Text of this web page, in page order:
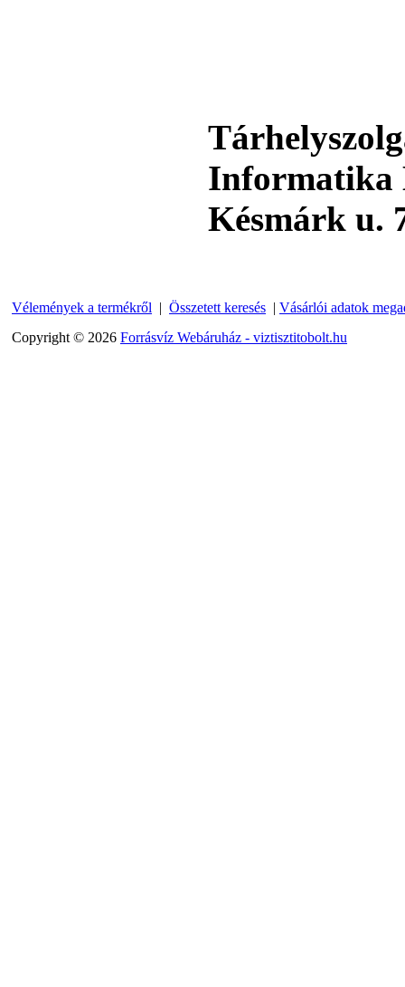
---------
Informatika
Késmárk u.
Vélemények a termékről | Összetett keresés | Vásárlói adatok
Copyright © 2026 Forrásvíz Webáruház - viztisztitobolt.hu